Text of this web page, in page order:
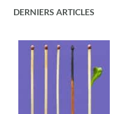
DERNIERS ARTICLES